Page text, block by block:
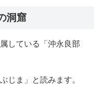
洞窟
している「沖永良部
じま」と読みます。